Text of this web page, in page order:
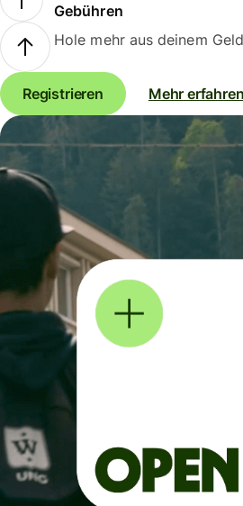
Gebühren
Hole mehr aus deinem
Registrieren Mehr erfahren